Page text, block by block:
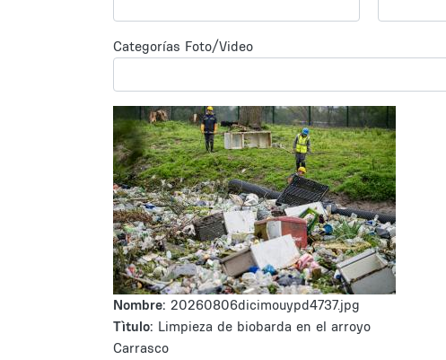
Categorías Foto/Video
Nombre: 20260806dicimouypd4737.jpg
Tìtulo: Limpieza de biobarda en el arroyo
Carrasco